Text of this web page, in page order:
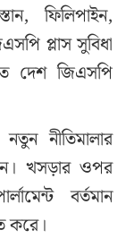
ফিলিপাইন,
প্লাস সুবিধা
দেশ জিএসপি
নীতিমালার
খসড়ার ওপর
বর্তমান
করে।